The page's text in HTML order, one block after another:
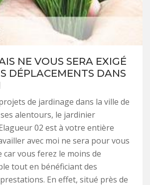
NE VOUS SERA EXIGÉ
DÉPLACEMENTS DANS
de jardinage dans la ville de
alentours, le jardinier
02 est à votre entière
avec moi ne sera pour vous
car vous ferez le moins de
tout en bénéficiant des
En effet, situé près de